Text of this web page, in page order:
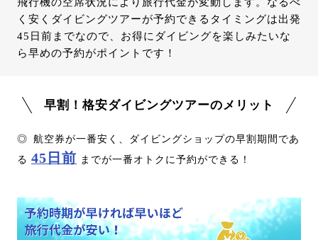
く安くダイビングツアーが予約できるタイミングは出発
45日前までなので、お得にダイビングを楽しみたいな
ら早めの予約がポイントです！
早割！格安ダイビングツアーのメリット
◎ 航空券が一番安く、ダイビングショップの早割期間であ
る 45日前 までが一番オトクに予約ができる！